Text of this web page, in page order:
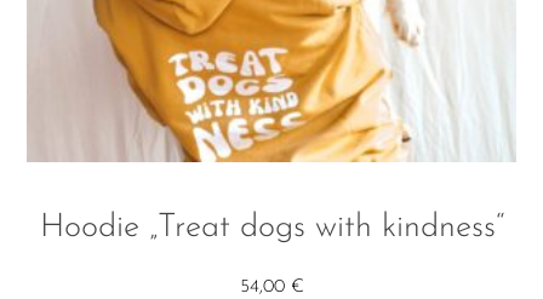
Hoodie „Treat dogs with kindness“
54,00 €